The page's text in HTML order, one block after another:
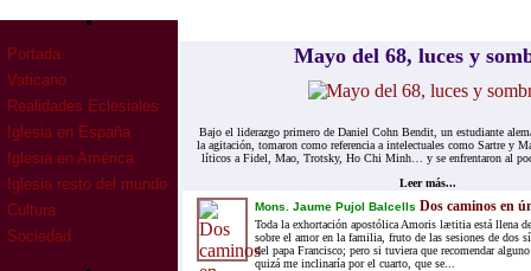
Portada
Vaticano
Realidades Eclesiales
Iglesia en España
Iglesia en América
Iglesia resto del mundo
Cultura
Sociedad
Mayo del 68, lu­ces y
Bajo el li­de­raz­go pri­me­ro de Da­niel Cohn Ben­dit, un es­tu­dian­te
la agi­ta­ción, to­ma­ron como re­fe­ren­cia a in­te­lec­tua­les como Sar­tre y
lí­ti­cos a Fi­del, Mao, Trotsky, Ho Chi Minh… y se en­fren­ta­ron al
Leer más...
Mons. Jaume Pujol Balcells Dos caminos en
Toda la exhortación apostólica Amoris lætitia está llena
sobre el amor en la familia, fruto de las sesiones de dos
del papa Francisco; pero si tuviera que recomendar
quizá me inclinaría por el cuarto, que se...